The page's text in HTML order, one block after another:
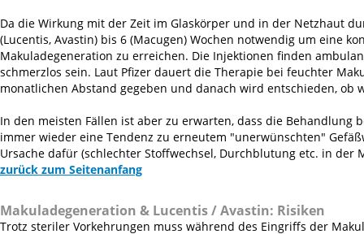
Da die Wirkung mit der Zeit im Glaskörper und in der Netzhaut
(Lucentis, Avastin) bis 6 (Macugen) Wochen notwendig um eine
Makuladegeneration zu erreichen. Die Injektionen finden
schmerzlos sein. Laut Pfizer dauert die Therapie bei feuchter
monatlichen Abstand gegeben und danach wird entschieden, ob
In den meisten Fällen ist aber zu erwarten, dass die
immer wieder eine Tendenz zu erneutem "unerwünschten"
Ursache dafür (schlechter Stoffwechsel, Durchblutung etc. in
zurück zum Seitenanfang
Makuladegeneration & Lucentis / Avastin: Risiken
Trotz steriler Vorkehrungen muss während des Eingriffs der